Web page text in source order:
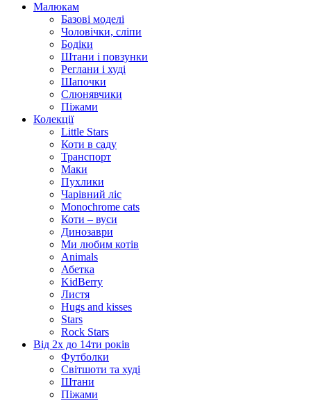
Малюкам
Базові моделі
Чоловічки, сліпи
Бодіки
Штани і повзунки
Реглани і худі
Шапочки
Слюнявчики
Піжами
Колекції
Little Stars
Коти в саду
Транспорт
Маки
Пухлики
Чарівний ліс
Monochrome cats
Коти – вуси
Динозаври
Ми любим котів
Animals
Абетка
KidBerry
Листя
Hugs and kisses
Stars
Rock Stars
Від 2х до 14ти років
Футболки
Світшоти та худі
Штани
Піжами